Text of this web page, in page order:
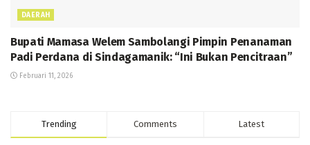
DAERAH
Bupati Mamasa Welem Sambolangi Pimpin Penanaman
Padi Perdana di Sindagamanik: “Ini Bukan Pencitraan”
Februari 11, 2026
Trending Comments Latest